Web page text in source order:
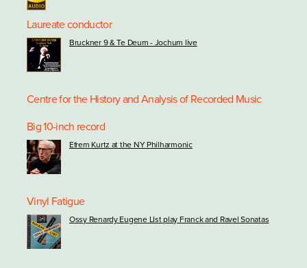
Laureate conductor
Bruckner 9 & Te Deum - Jochum live
Centre for the History and Analysis of Recorded Music
Big 10-inch record
Efrem Kurtz at the NY Philharmonic
Vinyl Fatigue
Ossy Renardy Eugene LIst play Franck and Ravel Sonatas